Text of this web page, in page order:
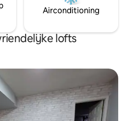
Airconditioning
lofts